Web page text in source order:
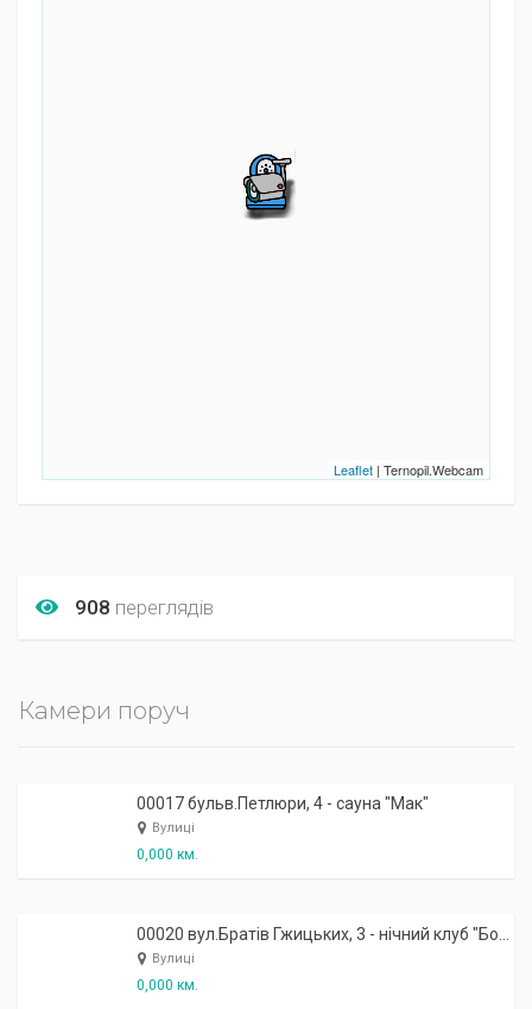
Leaflet | Ternopil.Webcam
908 переглядів
Камери поруч
00017 бульв.Петлюри, 4 - сауна "Мак"
Вулиці
0,000 км.
Вулиці
0,000 км.